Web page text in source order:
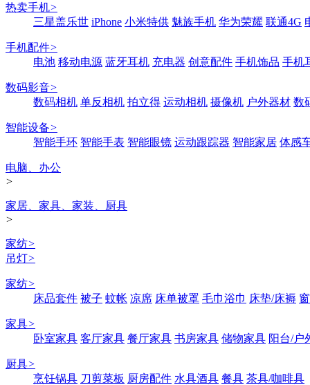
热卖手机>
三星盖乐世 iPhone 小米特供 魅族手机 华为荣耀 联通4G
手机配件>
电池 移动电源 蓝牙耳机 充电器 创意配件 手机饰品 手机
数码影音>
数码相机 单反相机 拍立得 运动相机 摄像机 户外器材 数
智能设备>
智能手环 智能手表 智能眼镜 运动跟踪器 智能家居 体感
电脑、办公
>
家居、家具、家装、厨具
>
家纺>
吊灯>
家纺>
床品套件 被子 蚊帐 凉席 床单被罩 毛巾浴巾 床垫/床褥
家具>
卧室家具 客厅家具 餐厅家具 书房家具 储物家具 阳台/户
厨具>
烹饪锅具 刀剪菜板 厨房配件 水具酒具 餐具 茶具/咖啡具